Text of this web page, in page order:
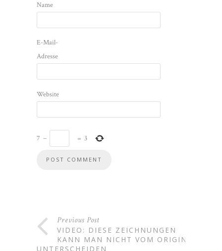
Name
E-Mail-
Adresse
Website
7 − = 3
Previous Post
VIDEO: DIESE ZEICHNUNGEN
KANN MAN NICHT VOM ORIGINAL
UNTERSCHEIDEN